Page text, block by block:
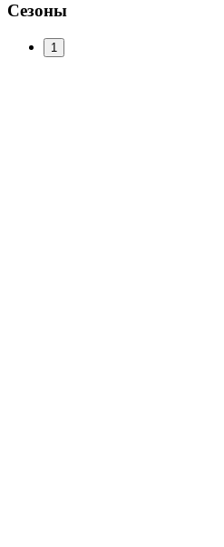
Сезоны
1